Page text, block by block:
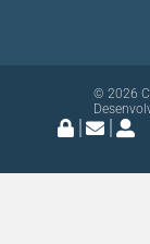
© 2026